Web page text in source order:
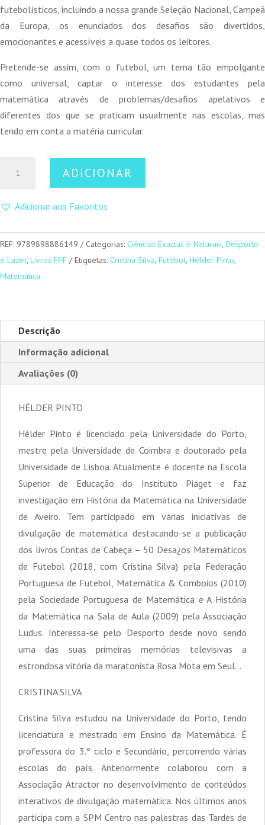
futebolísticos, incluindo a nossa grande Seleção Nacional, Campeã
da Europa, os enunciados dos desafios são divertidos,
emocionantes e acessíveis a quase todos os leitores.
Pretende-se assim, com o futebol, um tema tão empolgante
como universal, captar o interesse dos estudantes pela
matemática através de problemas/desafios apelativos e
diferentes dos que se praticam usualmente nas escolas, mas
tendo em conta a matéria curricular.
de
ADICIONAR
Adicionar aos Favoritos
REF: 9789898886149 Categorias: Ciências Exactas e Naturais, Desporto
e Lazer, Livros FPF Etiquetas: Cristina Silva, Futebol, Hélder Pinto,
Matemática
Descrição
Informação adicional
Avaliações (0)
HÉLDER PINTO
Hélder Pinto é licenciado pela Universidade do Porto,
mestre pela Universidade de Coimbra e doutorado pela
Universidade de Lisboa. Atualmente é docente na Escola
Superior de Educação do Instituto Piaget e faz
investigação em História da Matemática na Universidade
de Aveiro. Tem participado em várias iniciativas de
divulgação de matemática destacando-se a publicação
dos livros Contas de Cabeça – 50 Desa¿os Matemáticos
de Futebol (2018, com Cristina Silva) pela Federação
Portuguesa de Futebol, Matemática & Comboios (2010)
pela Sociedade Portuguesa de Matemática e A História
da Matemática na Sala de Aula (2009) pela Associação
Ludus. Interessa-se pelo Desporto desde novo sendo
uma das suas primeiras memórias televisivas a
estrondosa vitória da maratonista Rosa Mota em Seul…
CRISTINA SILVA
Cristina Silva estudou na Universidade do Porto, tendo
licenciatura e mestrado em Ensino da Matemática. É
professora do 3.º ciclo e Secundário, percorrendo várias
escolas do país. Anteriormente colaborou com a
Associação Atractor no desenvolvimento de conteúdos
interativos de divulgação matemática. Nos últimos anos
participa com a SPM Centro nas palestras das Tardes de